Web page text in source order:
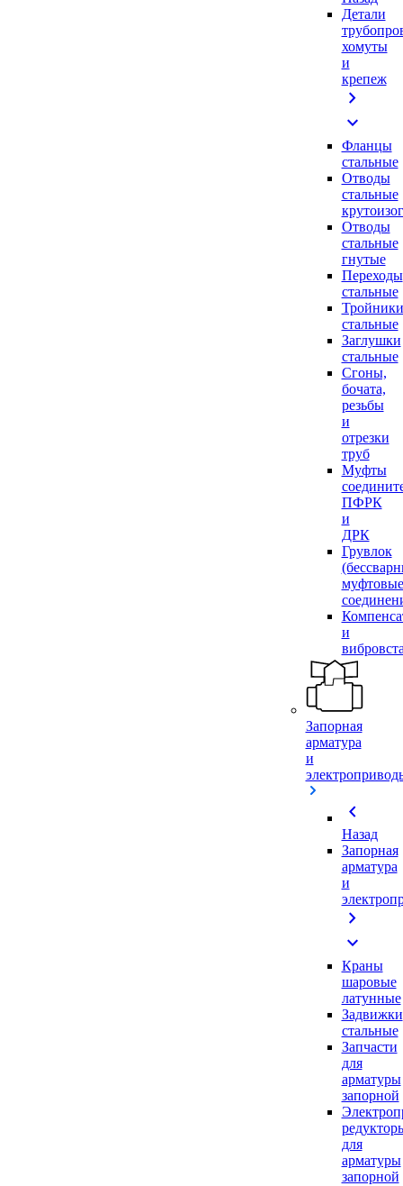
Детали
хомуты
и
крепеж
chevron_right
expand_more
Фланцы
стальные
Отводы
стальные
Отводы
стальные
гнутые
Переходы
стальные
Тройники
стальные
Заглушки
стальные
Сгоны,
бочата,
резьбы
и
отрезки
труб
Муфты
ПФРК
и
ДРК
Грувлок
муфтовые
и
Запорная
арматура
и
chevron_left
Назад
Запорная
арматура
и
chevron_right
expand_more
Краны
шаровые
латунные
Задвижки
стальные
Запчасти
для
арматуры
запорной
для
арматуры
запорной